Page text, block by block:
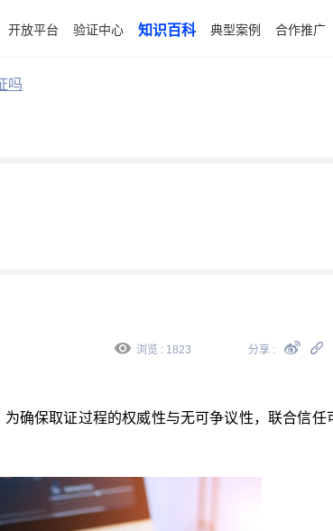
开放平台 验证中心 知识百科 典型案例 合作推广
吗
浏览 : 1823 分享 :
确保取证过程的权威性与无可争议性，联合信任